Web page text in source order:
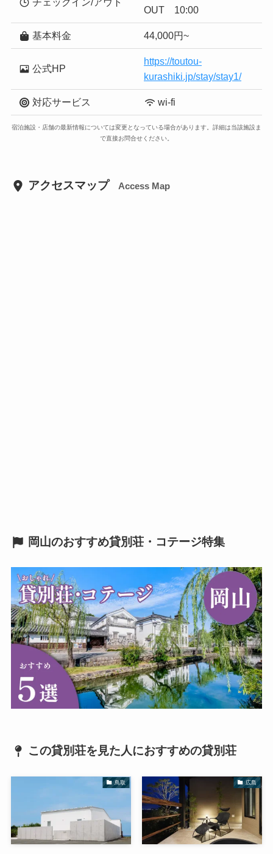
OUT 10:00
基本料金 44,000円~
公式HP
https://toutou-
kurashiki.jp/stay/stay1/
対応サービス wi-fi
宿泊施設・店舗の最新情報については変更となっている場合があります。詳細は当該施設ま
で直接お問合せください。
アクセスマップ Access Map
岡山のおすすめ貸別荘・コテージ特集
この貸別荘を見た人におすすめの貸別荘
鳥取 広島